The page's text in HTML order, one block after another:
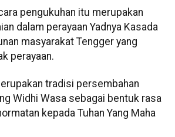
pengukuhan itu merupakan
dalam perayaan Yadnya Kasada
masyarakat Tengger yang
perayaan.
tradisi persembahan
Widhi Wasa sebagai bentuk rasa
kepada Tuhan Yang Maha